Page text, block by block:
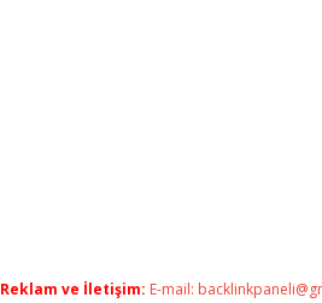
Reklam ve İletişim: E-mail: